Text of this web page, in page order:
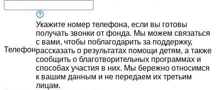
Телефон
Укажите номер телефона, если вы готовы
получать звонки от фонда. Мы можем связаться
с вами, чтобы поблагодарить за поддержку,
рассказать о результатах помощи детям, а также
сообщить о благотворительных программах и
способах участия в них. Мы бережно относимся
к вашим данным и не передаем их третьим
лицам.